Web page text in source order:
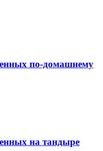
по-домашнему
на тандыре